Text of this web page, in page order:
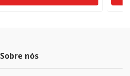
Sobre nós